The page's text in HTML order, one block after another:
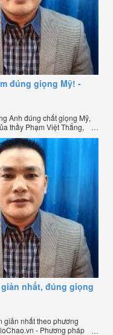
đúng giọng Mỹ! -
Anh đúng chất giọng Mỹ,
thầy Phạm Việt Thắng,
tiếng Anh trực tuyến chặt
nhất, đúng giọng
giản nhất theo phương
- Phương pháp